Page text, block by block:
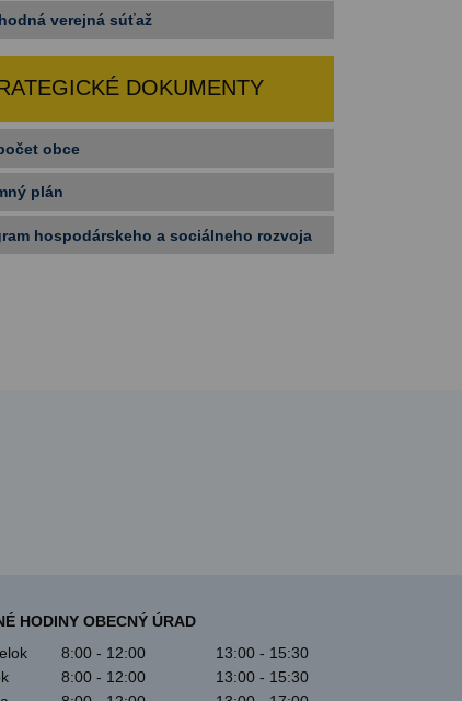
verejná súťaž
DOKUMENTY
obce
plán
hospodárskeho a sociálneho rozvoja
HODINY OBECNÝ ÚRAD
8:00 - 12:00
13:00 - 15:30
8:00 - 12:00
13:00 - 15:30